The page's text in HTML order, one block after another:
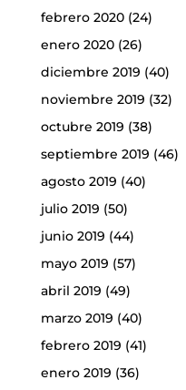
febrero 2020(24)
enero 2020(26)
diciembre 2019 (40)
noviembre 2019 (32)
octubre 2019 (38)
septiembre 2019 (46)
agosto 2019 (40)
julio 2019 (50)
junio 2019 (44)
mayo 2019 (57)
abril 2019 (49)
marzo 2019 (40)
febrero 2019 (41)
enero 2019 (36)